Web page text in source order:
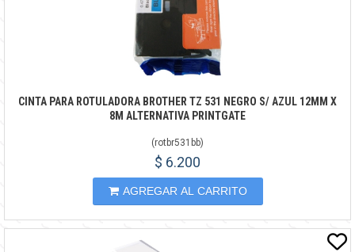
CINTA PARA ROTULADORA BROTHER TZ 531 NEGRO S/ AZUL 12MM X
8M ALTERNATIVA PRINTGATE
(rotbr531bb)
$ 6.200
AGREGAR AL CARRITO